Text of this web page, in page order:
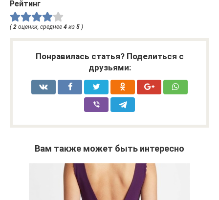
Рейтинг
( 2 оценки, среднее 4 из 5 )
Понравилась статья? Поделиться с
друзьями:
Вам также может быть интересно